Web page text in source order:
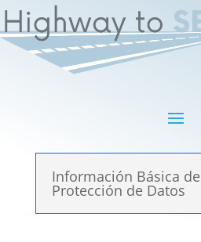
Información Básica de
Protección de Datos